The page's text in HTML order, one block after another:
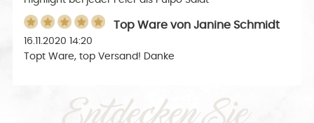
Top Ware vonJanine Schmidt
16.11.2020 14:20
Topt Ware, top Versand! Danke